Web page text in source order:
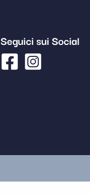
Seguici sui Social